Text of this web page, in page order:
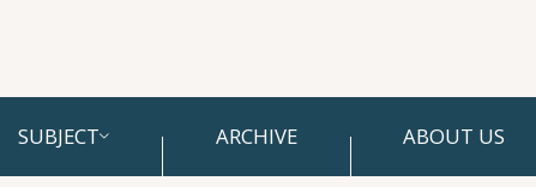
SUBJECT ARCHIVE ABOUT US